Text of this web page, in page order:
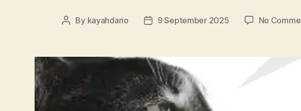
Post
By kayahdario
Post9 September 2025 No